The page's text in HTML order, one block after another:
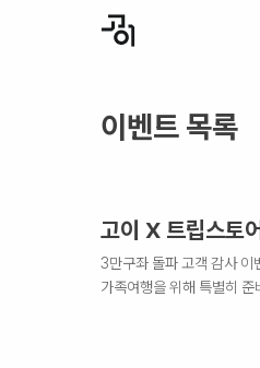
이벤트 목록
고이 X 트립스토
3만구좌 돌파 고객 감사 이
가족여행을 위해 특별히 준